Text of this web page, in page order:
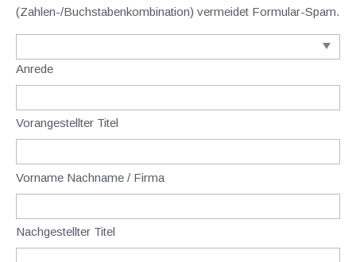
(Zahlen-/Buchstabenkombination) vermeidet Formular-Spam.
Anrede
Vorangestellter Titel
Vorname Nachname / Firma
Nachgestellter Titel